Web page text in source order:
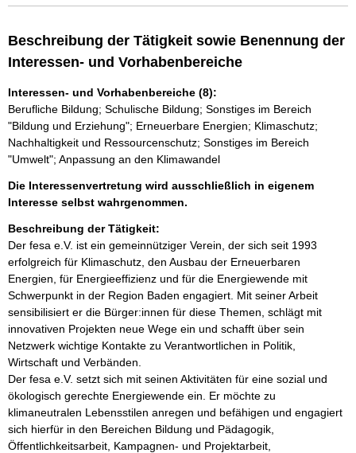
Beschreibung der Tätigkeit sowie Benennung der
Interessen- und Vorhabenbereiche
Interessen- und Vorhabenbereiche (8):
Berufliche Bildung; Schulische Bildung; Sonstiges im Bereich
"Bildung und Erziehung"; Erneuerbare Energien; Klimaschutz;
Nachhaltigkeit und Ressourcenschutz; Sonstiges im Bereich
"Umwelt"; Anpassung an den Klimawandel
Die Interessenvertretung wird ausschließlich in eigenem
Interesse selbst wahrgenommen.
Beschreibung der Tätigkeit:
Der fesa e.V. ist ein gemeinnütziger Verein, der sich seit 1993
erfolgreich für Klimaschutz, den Ausbau der Erneuerbaren
Energien, für Energieeffizienz und für die Energiewende mit
Schwerpunkt in der Region Baden engagiert. Mit seiner Arbeit
sensibilisiert er die Bürger:innen für diese Themen, schlägt mit
innovativen Projekten neue Wege ein und schafft über sein
Netzwerk wichtige Kontakte zu Verantwortlichen in Politik,
Wirtschaft und Verbänden.
Der fesa e.V. setzt sich mit seinen Aktivitäten für eine sozial und
ökologisch gerechte Energiewende ein. Er möchte zu
klimaneutralen Lebensstilen anregen und befähigen und engagiert
sich hierfür in den Bereichen Bildung und Pädagogik,
Öffentlichkeitsarbeit, Kampagnen- und Projektarbeit,